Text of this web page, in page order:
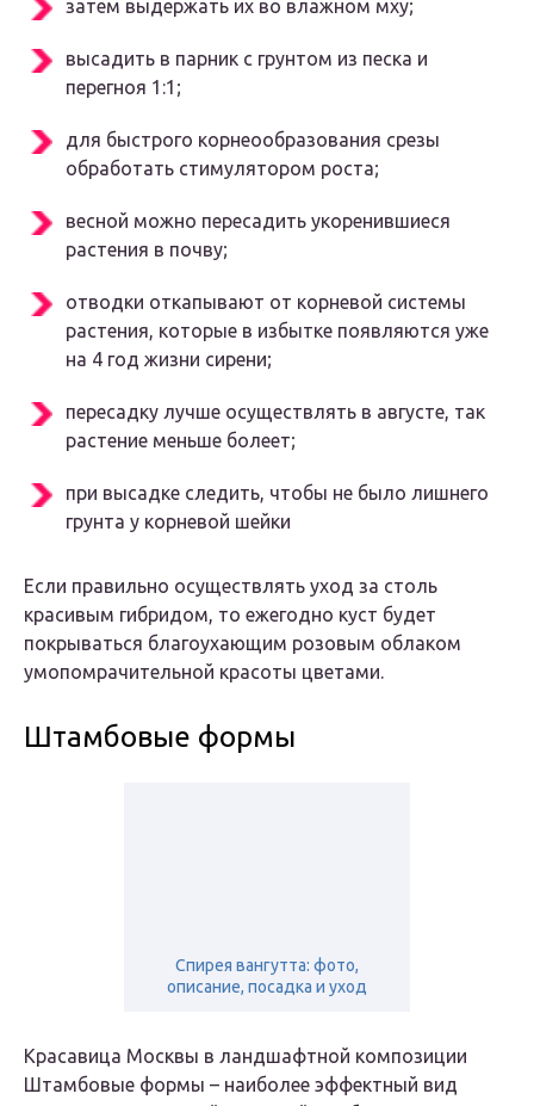
затем выдержать их во влажном мху;
высадить в парник с грунтом из песка и
перегноя 1:1;
для быстрого корнеообразования срезы
обработать стимулятором роста;
весной можно пересадить укоренившиеся
растения в почву;
отводки откапывают от корневой системы
растения, которые в избытке появляются уже
на 4 год жизни сирени;
пересадку лучше осуществлять в августе, так
растение меньше болеет;
при высадке следить, чтобы не было лишнего
грунта у корневой шейки
Если правильно осуществлять уход за столь
красивым гибридом, то ежегодно куст будет
покрываться благоухающим розовым облаком
умопомрачительной красоты цветами.
Штамбовые формы
Спирея вангутта: фото,
описание, посадка и уход
Красавица Москвы в ландшафтной композиции
Штамбовые формы – наиболее эффектный вид